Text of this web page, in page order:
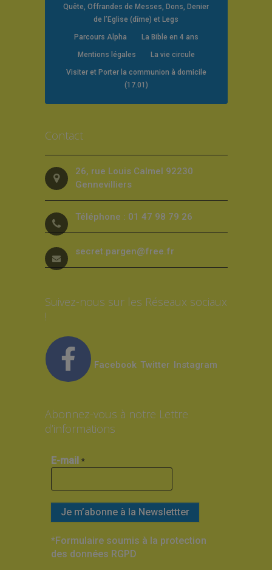
Quête, Offrandes de Messes, Dons, Denier
de l’Eglise (dîme) et Legs
Parcours Alpha La Bible en 4 ans
Mentions légales La vie circule
Visiter et Porter la communion à domicile
(17.01)
Contact
26, rue Louis Calmel 92230
Gennevilliers
Téléphone : 01 47 98 79 26
secret.pargen@free.fr
Suivez-nous sur les Réseaux sociaux
!
Facebook Twitter Instagram
Abonnez-vous à notre Lettre
d’informations
E-mail *
*Formulaire soumis à la protection
des données RGPD